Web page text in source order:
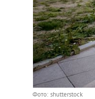
Фото: shutterstock